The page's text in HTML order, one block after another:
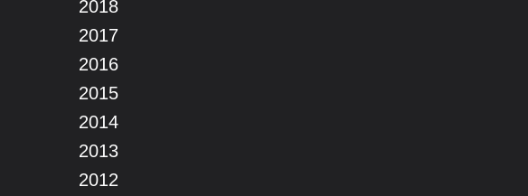
2018
2017
2016
2015
2014
2013
2012